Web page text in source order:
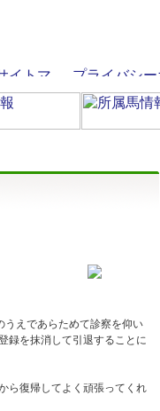
うえであらためて診察を仰い
録を抹消して引退することに
ら復帰してよく頑張ってくれ